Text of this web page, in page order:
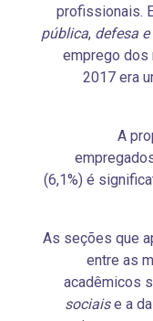
profissionais.
pública, defesa
emprego dos
2017 era
A
(6,1%) é
As seções que
entre as
acadêmicos
sociaise a